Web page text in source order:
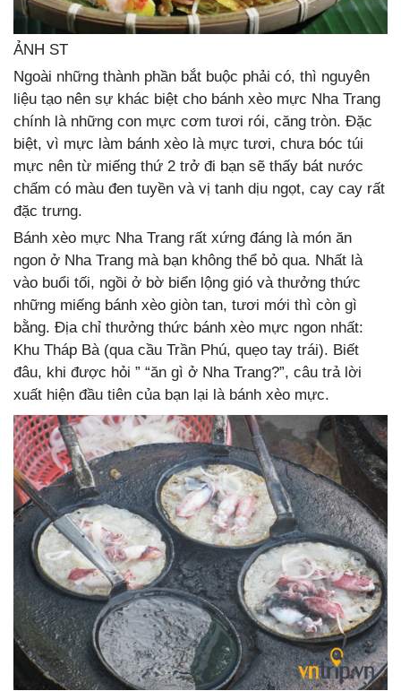
ẢNH ST
Ngoài những thành phần bắt buộc phải có, thì nguyên
liệu tạo nên sự khác biệt cho bánh xèo mực Nha Trang
chính là những con mực cơm tươi rói, căng tròn. Đặc
biệt, vì mực làm bánh xèo là mực tươi, chưa bóc túi
mực nên từ miếng thứ 2 trở đi bạn sẽ thấy bát nước
chấm có màu đen tuyền và vị tanh dịu ngọt, cay cay rất
đặc trưng.
Bánh xèo mực Nha Trang rất xứng đáng là món ăn
ngon ở Nha Trang mà bạn không thể bỏ qua. Nhất là
vào buổi tối, ngồi ở bờ biển lộng gió và thưởng thức
những miếng bánh xèo giòn tan, tươi mới thì còn gì
bằng. Địa chỉ thưởng thức bánh xèo mực ngon nhất:
Khu Tháp Bà (qua cầu Trần Phú, quẹo tay trái). Biết
đâu, khi được hỏi ” “ăn gì ở Nha Trang?”, câu trả lời
xuất hiện đầu tiên của bạn lại là bánh xèo mực.